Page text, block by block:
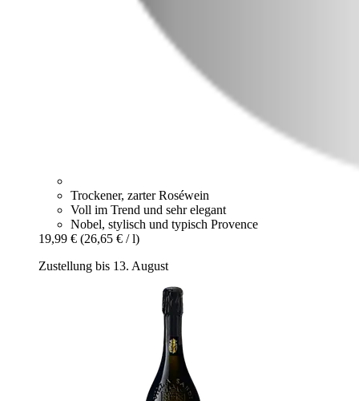
Trockener, zarter Roséwein
Voll im Trend und sehr elegant
Nobel, stylisch und typisch Provence
19,99 € (26,65 € / l)
Zustellung bis 13. August